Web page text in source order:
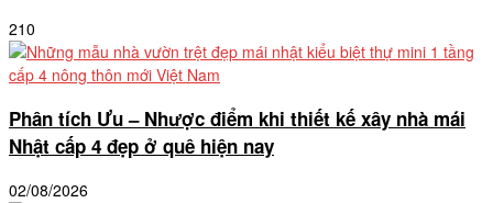
210
Phân tích Ưu – Nhược điểm khi thiết kế xây nhà mái
Nhật cấp 4 đẹp ở quê hiện nay
02/08/2026